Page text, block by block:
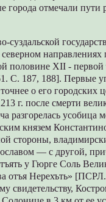
города отмечали пути
суздальской
направлениях
половине XII -
С. 187, 188]. Первые
о его городских
г. после смерти
разгорелась усобица
князем
стороны,
— с другой,
у Гюрге Соль
отъя Нерехъть»
свидетельству,